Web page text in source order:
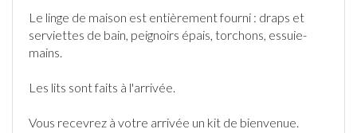
Le linge de maison est entièrement fourni : draps et
serviettes de bain, peignoirs épais, torchons, essuie-
mains.
Les lits sont faits à l'arrivée.
Vous recevrez à votre arrivée un kit de bienvenue.